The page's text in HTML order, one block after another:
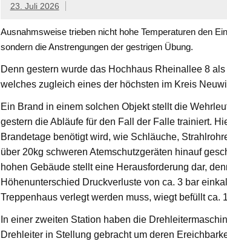
23. Juli 2026
Ausnahmsweise trieben nicht hohe Temperaturen den
sondern die Anstrengungen der gestrigen Übung.
Denn gestern wurde das Hochhaus Rheinallee 8
welches zugleich eines der höchsten im Kreis
Ein Brand in einem solchen Objekt stellt die
gestern die Abläufe für den Fall der Falle trainiert.
Brandetage benötigt wird, wie Schläuche,
über 20kg schweren Atemschutzgeräten hinauf
hohen Gebäude stellt eine Herausforderung dar,
Höhenunterschied Druckverluste von ca. 3 bar
Treppenhaus verlegt werden muss, wiegt befüllt ca.
In einer zweiten Station haben die
Drehleiter in Stellung gebracht um deren